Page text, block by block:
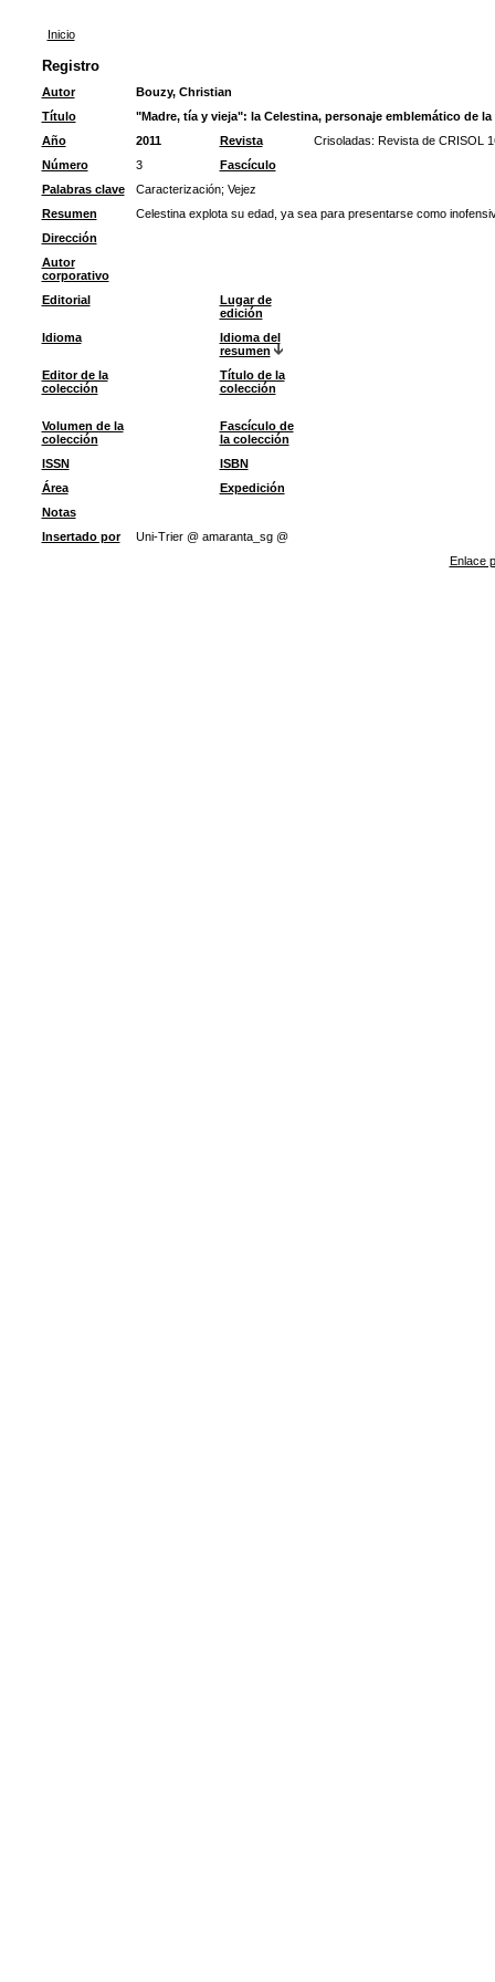
Inicio
Registro
Autor
Bouzy, Christian
Título
"Madre, tía y vieja": la Celestina, personaje emblemático de la
Año
2011 Revista
Crisoladas: Revista de CRISOL
Número
3
Fascículo
Palabras clave
Caracterización; Vejez
Resumen
Celestina explota su edad, ya sea para presentarse como
Dirección
Autor
corporativo
Editorial
Lugar de
edición
Idioma
Idioma del
resumen
Editor de la
colección
Título de la
colección
Volumen de la
colección
Fascículo de
la colección
ISSN
ISBN
Área
Expedición
Notas
Insertado por
Uni-Trier @ amaranta_sg @
Enlace